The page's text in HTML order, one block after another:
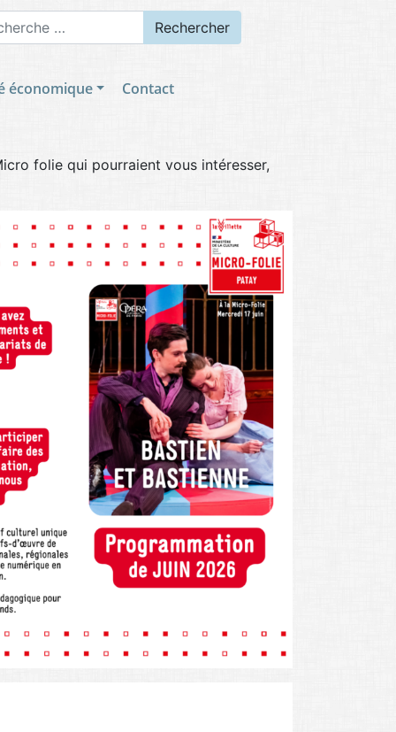
économique Contact
folie qui pourraient vous intéresser,